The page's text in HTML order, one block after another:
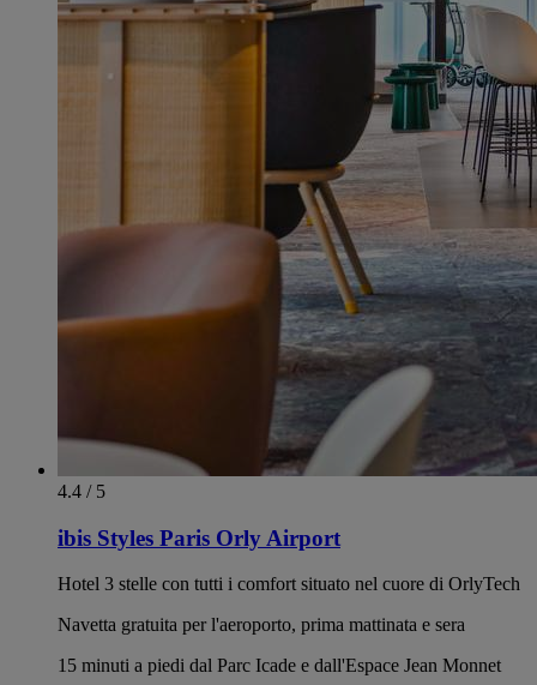
4.4 / 5
ibis Styles Paris Orly Airport
Hotel 3 stelle con tutti i comfort situato nel cuore di OrlyTech
Navetta gratuita per l'aeroporto, prima mattinata e sera
15 minuti a piedi dal Parc Icade e dall'Espace Jean Monnet